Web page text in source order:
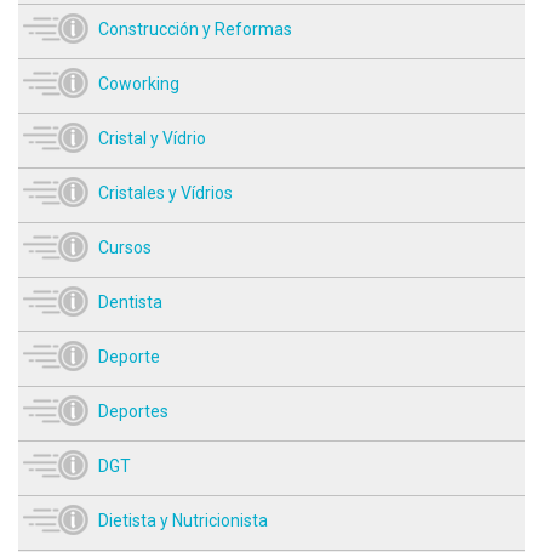
Construcción y Reformas
Coworking
Cristal y Vídrio
Cristales y Vídrios
Cursos
Dentista
Deporte
Deportes
DGT
Dietista y Nutricionista